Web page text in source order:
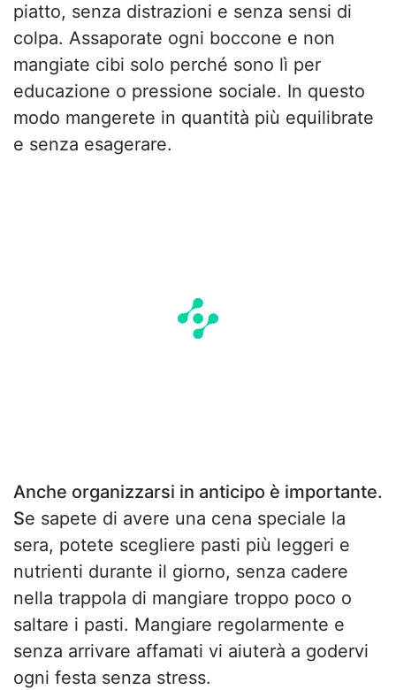
piatto, senza distrazioni e senza sensi di
colpa. Assaporate ogni boccone e non
mangiate cibi solo perché sono lì per
educazione o pressione sociale. In questo
modo mangerete in quantità più equilibrate
e senza esagerare.
Anche organizzarsi in anticipo è importante.
Se sapete di avere una cena speciale la
sera, potete scegliere pasti più leggeri e
nutrienti durante il giorno, senza cadere
nella trappola di mangiare troppo poco o
saltare i pasti. Mangiare regolarmente e
senza arrivare affamati vi aiuterà a godervi
ogni festa senza stress.